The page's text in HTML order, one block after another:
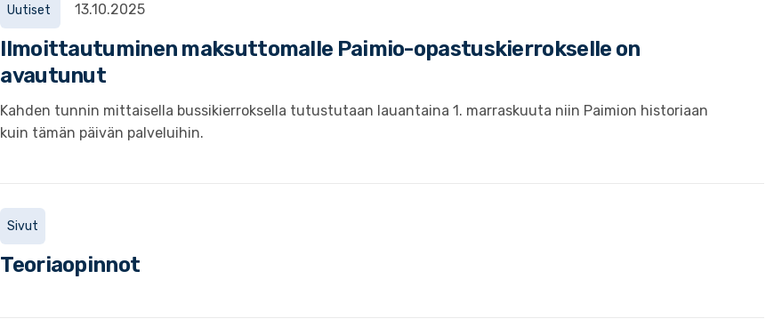
Uutiset 13.10.2025
Ilmoittautuminen maksuttomalle Paimio-opastuskierrokselle on
avautunut
Kahden tunnin mittaisella bussikierroksella tutustutaan lauantaina 1. marraskuuta niin Paimion historiaan
kuin tämän päivän palveluihin.
Sivut
Teoriaopinnot